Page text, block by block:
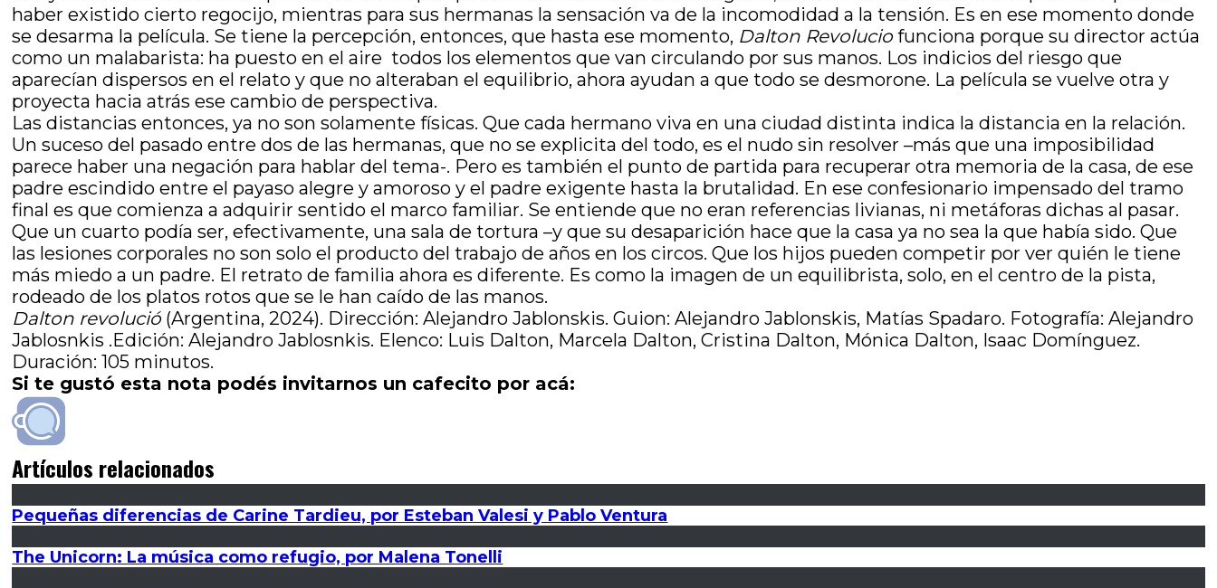
haber existido cierto regocijo, mientras para sus hermanas la sensación va de la incomodidad a la tensión. Es en ese momento donde
se desarma la película. Se tiene la percepción, entonces, que hasta ese momento, Dalton Revoluciofunciona porque su director actúa
como un malabarista: ha puesto en el aire todos los elementos que van circulando por sus manos. Los indicios del riesgo que
aparecían dispersos en el relato y que no alteraban el equilibrio, ahora ayudan a que todo se desmorone. La película se vuelve otra y
proyecta hacia atrás ese cambio de perspectiva.
Las distancias entonces, ya no son solamente físicas. Que cada hermano viva en una ciudad distinta indica la distancia en la relación.
Un suceso del pasado entre dos de las hermanas, que no se explicita del todo, es el nudo sin resolver –más que una imposibilidad
parece haber una negación para hablar del tema-. Pero es también el punto de partida para recuperar otra memoria de la casa, de ese
padre escindido entre el payaso alegre y amoroso y el padre exigente hasta la brutalidad. En ese confesionario impensado del tramo
final es que comienza a adquirir sentido el marco familiar. Se entiende que no eran referencias livianas, ni metáforas dichas al pasar.
Que un cuarto podía ser, efectivamente, una sala de tortura –y que su desaparición hace que la casa ya no sea la que había sido. Que
las lesiones corporales no son solo el producto del trabajo de años en los circos. Que los hijos pueden competir por ver quién le tiene
más miedo a un padre. El retrato de familia ahora es diferente. Es como la imagen de un equilibrista, solo, en el centro de la pista,
rodeado de los platos rotos que se le han caído de las manos.
Dalton revolució(Argentina, 2024). Dirección: Alejandro Jablonskis. Guion: Alejandro Jablonskis, Matías Spadaro. Fotografía: Alejandro
Jablosnkis .Edición: Alejandro Jablosnkis. Elenco: Luis Dalton, Marcela Dalton, Cristina Dalton, Mónica Dalton, Isaac Domínguez.
Duración: 105 minutos.
Si te gustó esta nota podés invitarnos un cafecito por acá:
Artículos relacionados
Pequeñas diferencias de Carine Tardieu, por Esteban Valesi y Pablo Ventura
The Unicorn: La música como refugio, por Malena Tonelli